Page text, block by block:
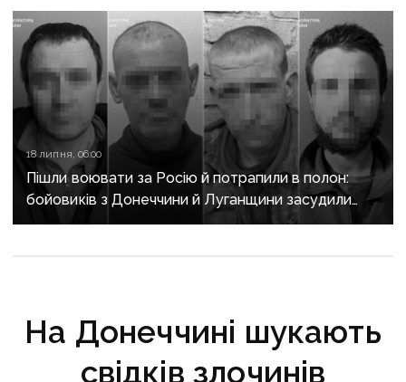
18 липня, 06:00
Пішли воювати за Росію й потрапили в полон:
бойовиків з Донеччини й Луганщини засудили
до 15 років тюрми
На Донеччині шукають
свідків злочинів